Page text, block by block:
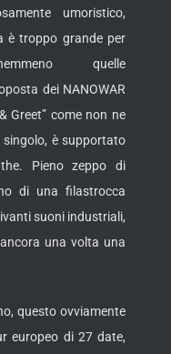
umoristico,
è troppo grande per
quelle
dei NANOWAR
Greet” come non ne
è supportato
Pieno zeppo di
di una filastrocca
suoni industriali,
ancora una volta una
questo ovviamente
europeo di 27 date,